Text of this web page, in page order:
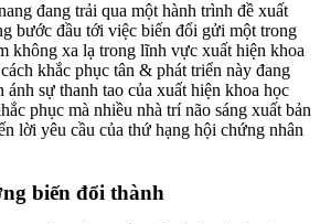
đang trải qua một hành trình đề xuất
bước đầu tới việc biến đổi gửi một trong
không xa lạ trong lĩnh vực xuất hiện khoa
khắc phục tân & phát triển này đang
sự thanh tao của xuất hiện khoa học
phục mà nhiều nhà trí não sáng xuất bản
lời yêu cầu của thứ hạng hội chứng nhân
biến đổi thành